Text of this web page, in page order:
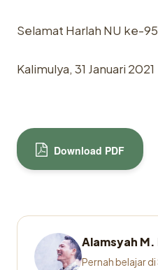
Selamat Harlah NU ke-95
Kalimulya, 31 Januari 2021
Download PDF
Alamsyah
Pernah belajar